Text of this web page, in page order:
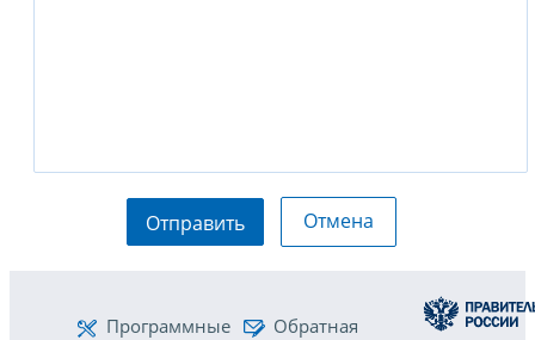
Отправить Отмена
Программные
Обратная